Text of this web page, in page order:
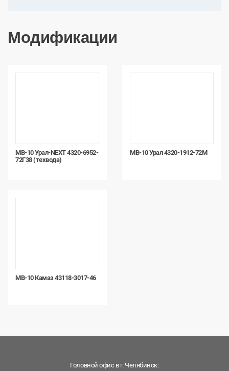
Модификации
МВ-10 Урал-NEXT 4320-6952-
72Г38 (техвода)
МВ-10 Урал 4320-1912-72М
МВ-10 Камаз 43118-3017-46
Головной офис в г. Челябинск: